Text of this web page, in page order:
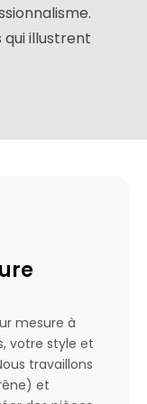
qui illustrent
mesure à
votre style et
travaillons
et